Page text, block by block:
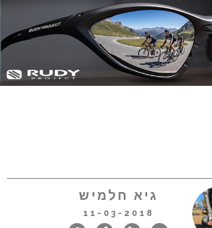
גיא חלמיש
11-03-2018